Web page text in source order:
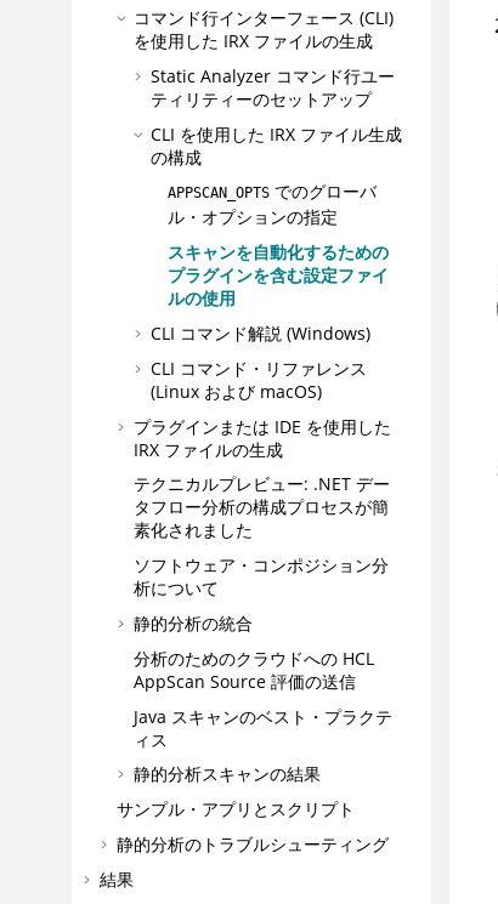
コマンド行インターフェース (CLI)
を使用した IRX ファイルの生成
Static Analyzer コマンド行ユー
ティリティーのセットアップ
CLI を使用した IRX ファイル生成
の構成
APPSCAN_OPTS でのグローバ
ル・オプションの指定
スキャンを自動化するための
プラグインを含む設定ファイ
ルの使用
CLI コマンド解説 (Windows)
CLI コマンド・リファレンス
(Linux および macOS)
プラグインまたは IDE を使用した
IRX ファイルの生成
テクニカルプレビュー: .NET デー
タフロー分析の構成プロセスが簡
素化されました
ソフトウェア・コンポジション分
析について
静的分析の統合
分析のためのクラウドへの HCL
AppScan Source 評価の送信
Java スキャンのベスト・プラクテ
ィス
静的分析スキャンの結果
サンプル・アプリとスクリプト
静的分析のトラブルシューティング
結果